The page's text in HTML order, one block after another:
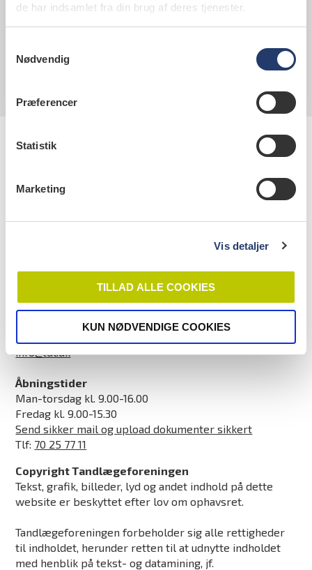
de har indsamlet fra din brug af deres tjenester.
Nødvendig
Præferencer
Statistik
Marketing
Vis detaljer
TILLAD ALLE COOKIES
KUN NØDVENDIGE COOKIES
befolkningen og oftest hos midaldrende og
Amaliegade 17
1256 København K
CVR: 21318418
info@tdl.dk
Åbningstider
Man-torsdag kl. 9.00-16.00
Fredag kl. 9.00-15.30
Send sikker mail og upload dokumenter sikkert
Tlf: 70 25 77 11
Copyright Tandlægeforeningen
Tekst, grafik, billeder, lyd og andet indhold på dette
website er beskyttet efter lov om ophavsret.
Tandlægeforeningen forbeholder sig alle rettigheder
til indholdet, herunder retten til at udnytte indholdet
med henblik på tekst- og datamining, jf.